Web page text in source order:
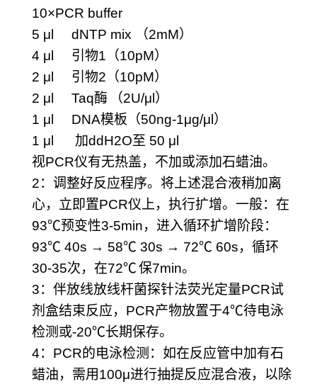
10×PCR buffer
5 μl dNTP mix
（2mM）
4 μl 引物1 （10pM）
2 μl 引物2 （10pM）
2 μl Taq酶 （2U/μl ）
1 μl DNA模板（50ng-1μg/μl ）
1 μl 加ddH2O至 50 μl
视PCR仪有无热盖，不加或添加石蜡油。
2：调整好反应程序。将上述混合液稍加离
心，立即置PCR仪上，执行扩增。一般：在
93℃预变性3-5min，进入循环扩增阶段：
93℃ 40s → 58℃ 30s → 72℃ 60s，循环
30-35次，在72℃保7min。
3：伴放线放线杆菌探针法荧光定量PCR试
剂盒结束反应， PCR产物放置于4℃待电泳
检测或-20℃长期保存。
4： PCR的电泳检测：如在反应管中加有石
蜡油，需用100μ进行抽提反应混合液，以除